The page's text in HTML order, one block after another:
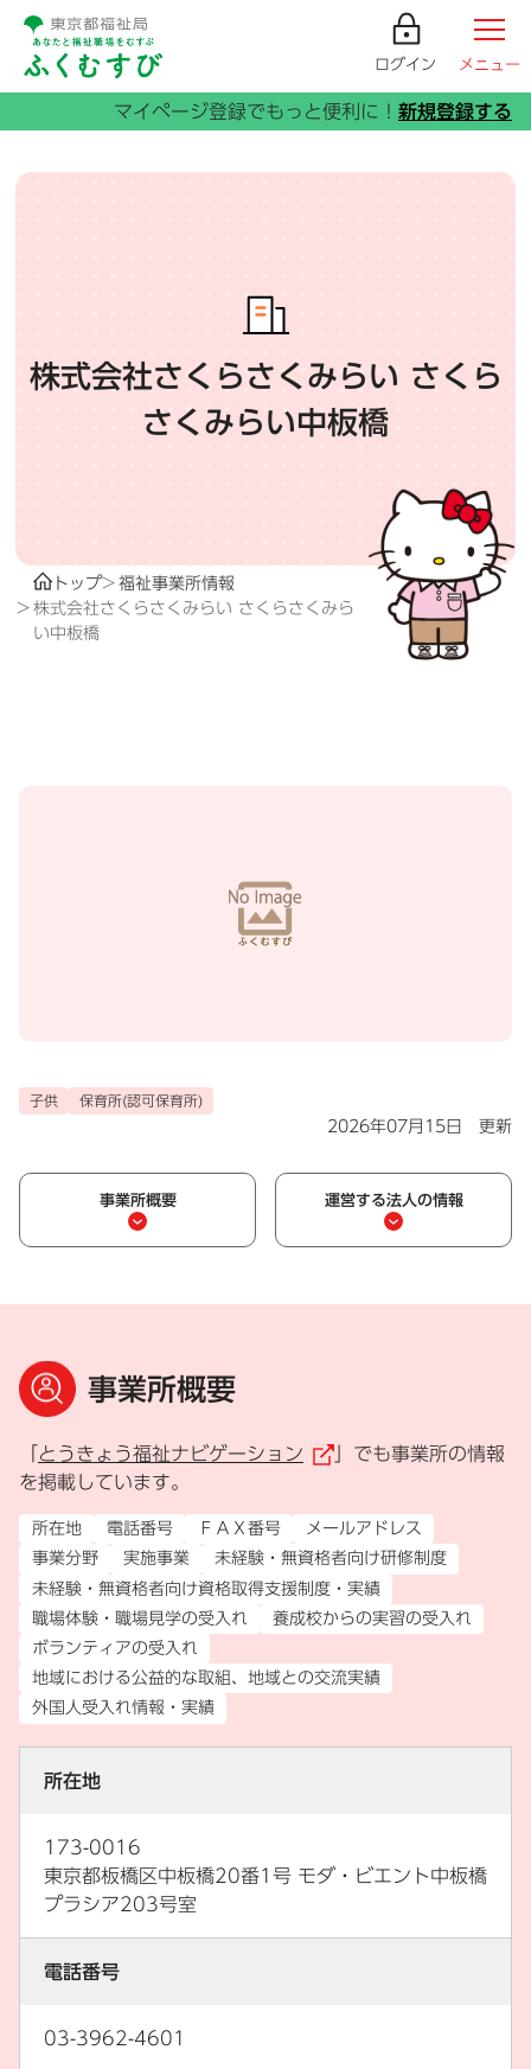
ログイン メニュー
株式会社さくらさくみらい さくら
さくみらい中板橋
トップ
福祉事業所情報
株式会社さくらさくみらい さくらさくみら
い中板橋
子供 保育所(認可保育所)
2026年07月15日 更新
事業所概要 運営する法人の情報
事業所概要
とうきょう福祉ナビゲーション （外部リンク）
」でも事業所の情報
を掲載しています。
所在地 電話番号 ＦＡＸ番号
メールアドレス
事業分野
実施事業
未経験・無資格者向け研修制度
未経験・無資格者向け資格取得支援制度・実績
職場体験・職場見学の受入れ
養成校からの実習の受入れ
ボランティアの受入れ
地域における公益的な取組、地域との交流実績
外国人受入れ情報・実績
所在地
173-0016
東京都板橋区中板橋20番1号 モダ・ビエント中板橋
プラシア203号室
電話番号
03-3962-4601